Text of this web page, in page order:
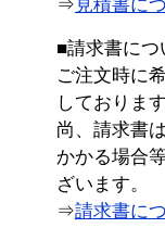
⇒ 見積書に
■請求書につ
ご注文時に
しております
尚、請求書
かかる場合
ざいます。
⇒請求書に